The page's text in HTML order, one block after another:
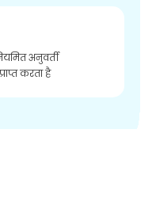
अनुवर्ती
करता है